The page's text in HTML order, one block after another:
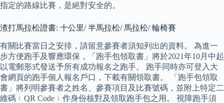
指定的路線比賽，是絕對安全的。
渣打馬拉松證書: 十公里/ 半馬拉松/ 馬拉松/ 輪椅賽
有關比賽當日之安排，請留意參賽者須知列出的資料。 為進一
步方便跑手及響應環保，「跑手包領取書」將於2021年10月中起
以電郵形式發送予所有成功報名之跑手。 跑手同時亦可登入大
會網頁的跑手個人報名戶口，下載有關領取書。 「跑手包領取
書」將列明參賽者之姓名、參賽項目及比賽號碼，並附上特定二
維碼﹙QR Code﹚作身份核對及領取跑手包之用。 視障跑手須